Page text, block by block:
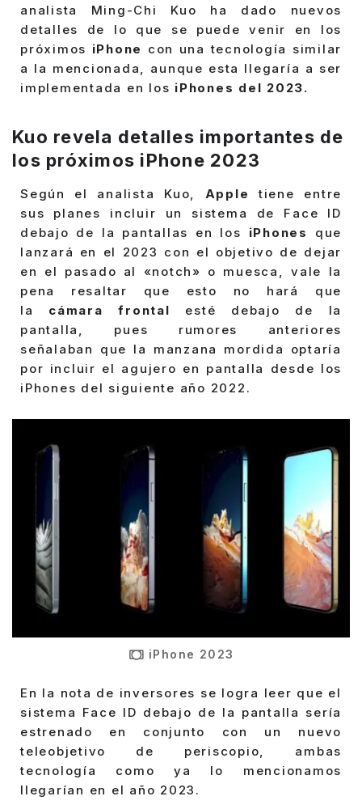
analista Ming-Chi Kuo ha dado nuevos
detalles de lo que se puede venir en los
próximos iPhone con una tecnología similar
a la mencionada, aunque esta llegaría a ser
implementada en los iPhones del 2023.
Kuo revela detalles importantes de
los próximos iPhone 2023
Según el analista Kuo, Appletiene entre
sus planes incluir un sistema de Face ID
debajo de la pantallas en los iPhones que
lanzará en el 2023 con el objetivo de dejar
en el pasado al «notch» o muesca, vale la
pena resaltar que esto no hará que
la cámara frontal esté debajo de la
pantalla, pues rumores anteriores
señalaban que la manzana mordida optaría
por incluir el agujero en pantalla desde los
iPhones del siguiente año 2022.
iPhone 2023
En la nota de inversores se logra leer que el
sistema Face ID debajo de la pantalla sería
estrenado en conjunto con un nuevo
teleobjetivo de periscopio, ambas
tecnología como ya lo mencionamos
llegarían en el año 2023.